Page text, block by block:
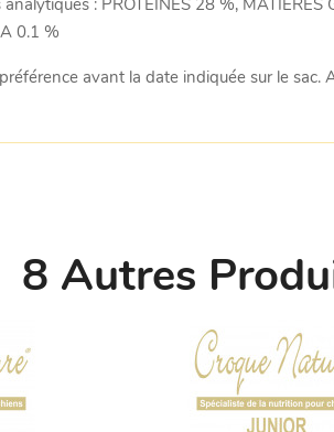
0.1 %
avant la date indiquée sur le sac.
8 Autres